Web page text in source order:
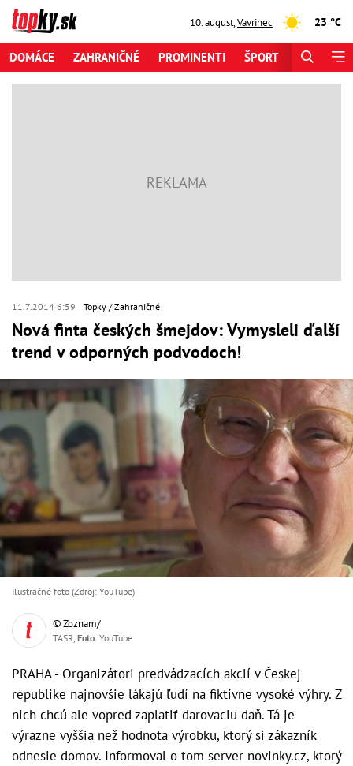
10. august,Vavrinec 23 °C
DOMÁCE ZAHRANIČNÉ PROMINENTI ŠPORT
11.7.2014 6:59 Topky Zahraničné
Nová finta českých šmejdov: Vymysleli ďalší
trend v odporných podvodoch!
Ilustračné foto (Zdroj: YouTube)
© Zoznam/
TASR, Foto: YouTube
PRAHA - Organizátori predvádzacích akcií v Českej
republike najnovšie lákajú ľudí na fiktívne vysoké výhry. Z
nich chcú ale vopred zaplatiť darovaciu daň. Tá je
výrazne vyššia než hodnota výrobku, ktorý si zákazník
odnesie domov. Informoval o tom server novinky.cz, ktorý